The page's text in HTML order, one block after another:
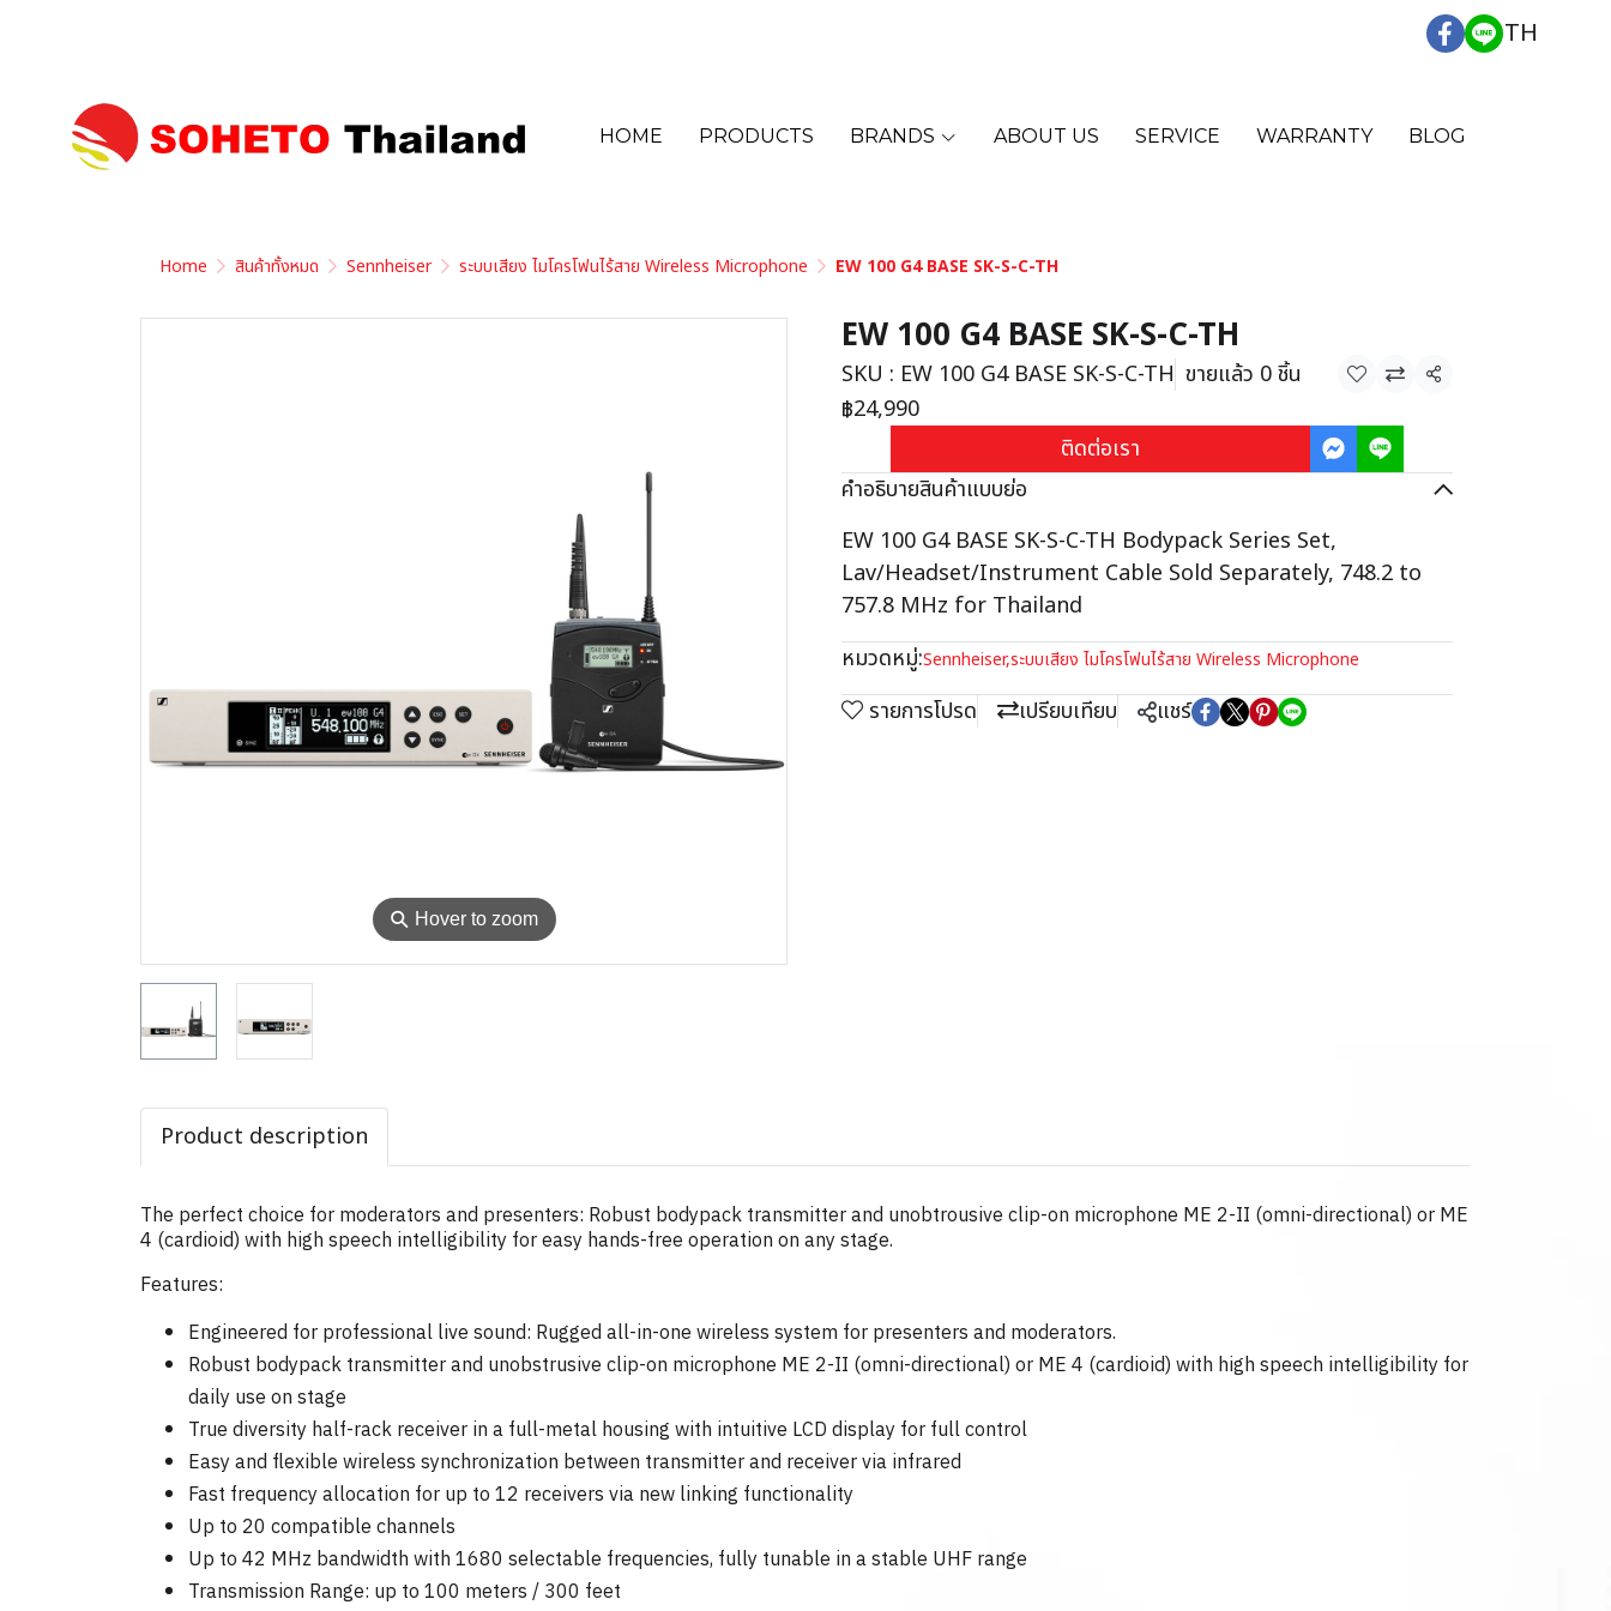
TH
HOME PRODUCTS BRANDS ABOUT US SERVICE WARRANTY BLOG
Home สินค้าทั้งหมด Sennheiser ระบบเสียง ไมโครโฟนไร้สาย Wireless Microphone EW 100 G4 BASE SK-S-C-TH
⚲ Hover to zoom
EW 100 G4 BASE SK-S-C-TH
SKU : EW 100 G4 BASE SK-S-C-TH ขายแล้ว 0 ชิ้น แชร์
฿24,990
ติดต่อเรา
คำอธิบายสินค้าแบบย่อ
EW 100 G4 BASE SK-S-C-TH Bodypack Series Set,
Lav/Headset/Instrument Cable Sold Separately, 748.2 to
757.8 MHz for Thailand
หมวดหมู่:Sennheiser,ระบบเสียง ไมโครโฟนไร้สาย Wireless Microphone
รายการโปรด เปรียบเทียบ แชร์
Product description
The perfect choice for moderators and presenters: Robust bodypack transmitter and unobtrousive clip-on microphone ME 2-II (omni-directional) or ME
4 (cardioid) with high speech intelligibility for easy hands-free operation on any stage.
Features:
Engineered for professional live sound: Rugged all-in-one wireless system for presenters and moderators.
Robust bodypack transmitter and unobstrusive clip-on microphone ME 2-II (omni-directional) or ME 4 (cardioid) with high speech intelligibility for
daily use on stage
True diversity half-rack receiver in a full-metal housing with intuitive LCD display for full control
Easy and flexible wireless synchronization between transmitter and receiver via infrared
Fast frequency allocation for up to 12 receivers via new linking functionality
Up to 20 compatible channels
Up to 42 MHz bandwidth with 1680 selectable frequencies, fully tunable in a stable UHF range
Transmission Range: up to 100 meters / 300 feet